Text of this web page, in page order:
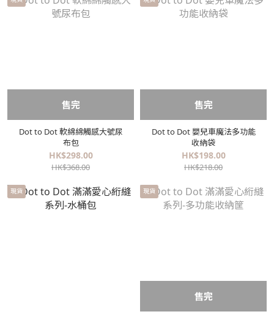
售完
Dot to Dot 軟綿綿觸感大號尿
布包
HK$298.00
HK$368.00
售完
Dot to Dot 嬰兒車魔法多功能
收納袋
HK$198.00
HK$218.00
現貨 現貨
售完